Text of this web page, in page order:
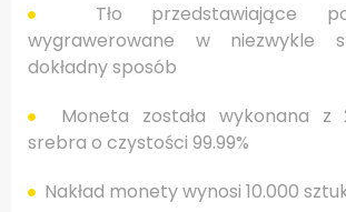
Tło przedstawiające
wygrawerowane w niezwykle
dokładny sposób
Moneta została wykonana z
srebra o czystości 99.99%
Nakład monety wynosi 10.000